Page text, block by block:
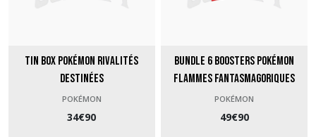
Tin Box Pokémon Rivalités
Destinées
POKÉMON
34€90
Bundle 6 Boosters Pokémon
Flammes Fantasmagoriques
POKÉMON
49€90